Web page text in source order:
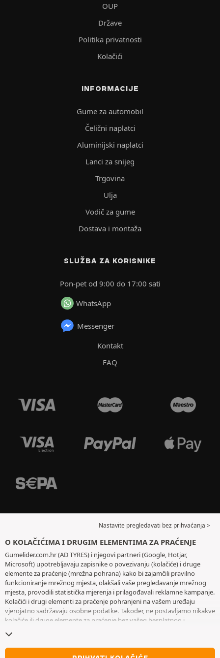
OUP
Države
Politika privatnosti
Kolačići
INFORMACIJE
Gume za automobil
Čelični naplatci
Aluminijski naplatci
Lanci za snijeg
Trgovina
Ulja
Vodič za gume
Dostava i montaža
SLUŽBA ZA KORISNIKE
Pon-pet od 9:00 do 17:00 sati
WhatsApp
Messenger
Kontakt
FAQ
Nastavite pregledavati bez prihvaćanja >
O KOLAČIĆIMA I DRUGIM ELEMENTIMA ZA PRAĆENJE
Gumelider.com.hr (AD TYRES) i njegovi partneri (Google, Hotjar,
Microsoft) upotrebljavaju zapisnike o povezivanju (kolačiće) i druge
elemente za praćenje (mrežna pohrana) kako bi zajamčili pravilno
funkcioniranje mrežnog mjesta, olakšali vaše pregledavanje mrežnog
mjesta, provodili statistička mjerenja i prilagođavali reklamne kampanje.
Kolačići i drugi elementi za praćenje pohranjeni na vašem uređaju
vjerojatno sadržavaju osobne podatke. Također, ne postavljamo nikakve
kolačiće ili druge elemente za praćenje bez vašeg besplatnog i
Zadržavamo vaš odabir tijekom šest mjeseci. Svoj pristanak možete
povući u bilo kojem trenutku posjetom stranice posvećenekolačićima i